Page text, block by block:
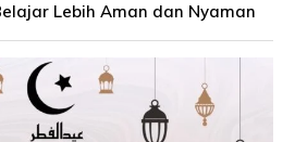
Lebih Aman dan Nyaman